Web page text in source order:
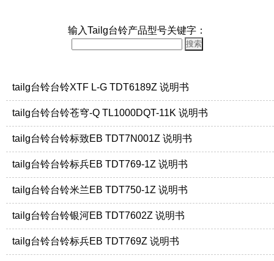
输入Tailg台铃产品型号关键字：
tailg台铃台铃XTF L-G TDT6189Z 说明书
tailg台铃台铃苍穹-Q TL1000DQT-11K 说明书
tailg台铃台铃标致EB TDT7N001Z 说明书
tailg台铃台铃标兵EB TDT769-1Z 说明书
tailg台铃台铃米兰EB TDT750-1Z 说明书
tailg台铃台铃银河EB TDT7602Z 说明书
tailg台铃台铃标兵EB TDT769Z 说明书